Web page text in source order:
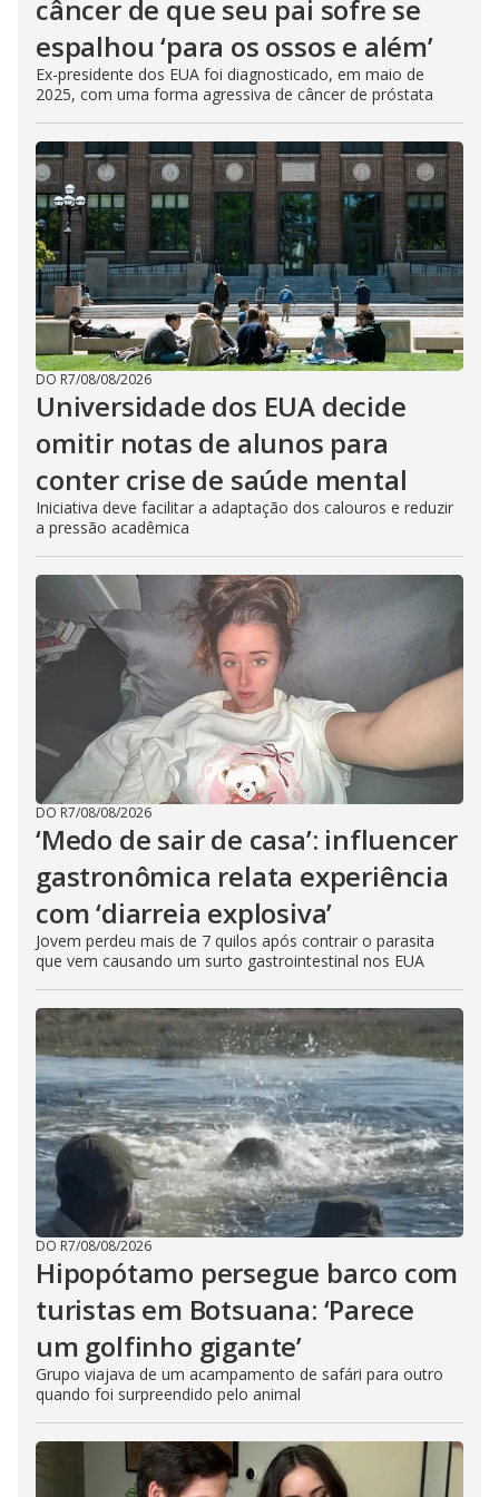
câncer de que seu pai sofre se
espalhou ‘para os ossos e além’
Ex-presidente dos EUA foi diagnosticado, em maio de
2025, com uma forma agressiva de câncer de próstata
DO R7/08/08/2026
Universidade dos EUA decide
omitir notas de alunos para
conter crise de saúde mental
Iniciativa deve facilitar a adaptação dos calouros e reduzir
a pressão acadêmica
DO R7/08/08/2026
‘Medo de sair de casa’: influencer
gastronômica relata experiência
com ‘diarreia explosiva’
Jovem perdeu mais de 7 quilos após contrair o parasita
que vem causando um surto gastrointestinal nos EUA
DO R7/08/08/2026
Hipopótamo persegue barco com
turistas em Botsuana: ‘Parece
um golfinho gigante’
Grupo viajava de um acampamento de safári para outro
quando foi surpreendido pelo animal